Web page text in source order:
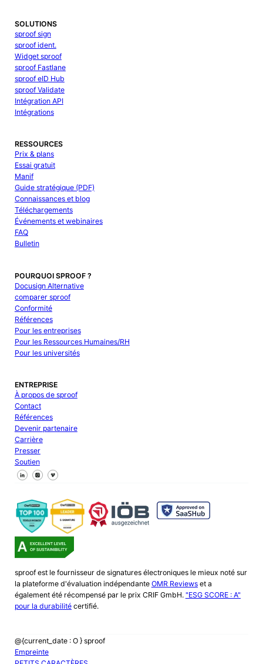
SOLUTIONS
sproof sign
sproof ident.
Widget sproof
sproof Fastlane
sproof eID Hub
sproof Validate
Intégration API
Intégrations
RESSOURCES
Prix & plans
Essai gratuit
Manif
Guide stratégique (PDF)
Connaissances et blog
Téléchargements
Événements et webinaires
FAQ
Bulletin
POURQUOI SPROOF ?
Docusign Alternative
comparer sproof
Conformité
Références
Pour les entreprises
Pour les Ressources Humaines/RH
Pour les universités
ENTREPRISE
À propos de sproof
Contact
Références
Devenir partenaire
Carrière
Presser
Soutien
Suivez-nous sur Facebook
Suivez-nous sur X
Suivez-nous sur LinkedIn
sproof est le fournisseur de signatures électroniques le mieux noté sur
la plateforme d'évaluation indépendante OMR Reviewset a
également été récompensé par le prix CRIF GmbH. "ESG SCORE : A"
pour la durabilitécertifié.
@{current_date : O } sproof
Empreinte